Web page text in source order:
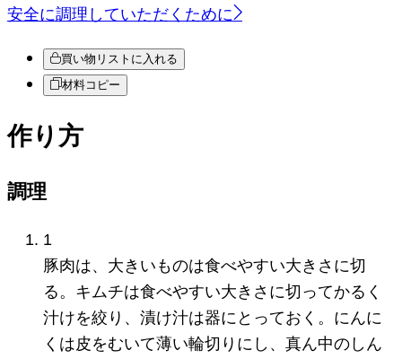
安全に調理していただくために
買い物リストに入れる
材料コピー
作り方
調理
1
豚肉は、大きいものは食べやすい大きさに切
る。キムチは食べやすい大きさに切ってかるく
汁けを絞り、漬け汁は器にとっておく。にんに
くは皮をむいて薄い輪切りにし、真ん中のしん